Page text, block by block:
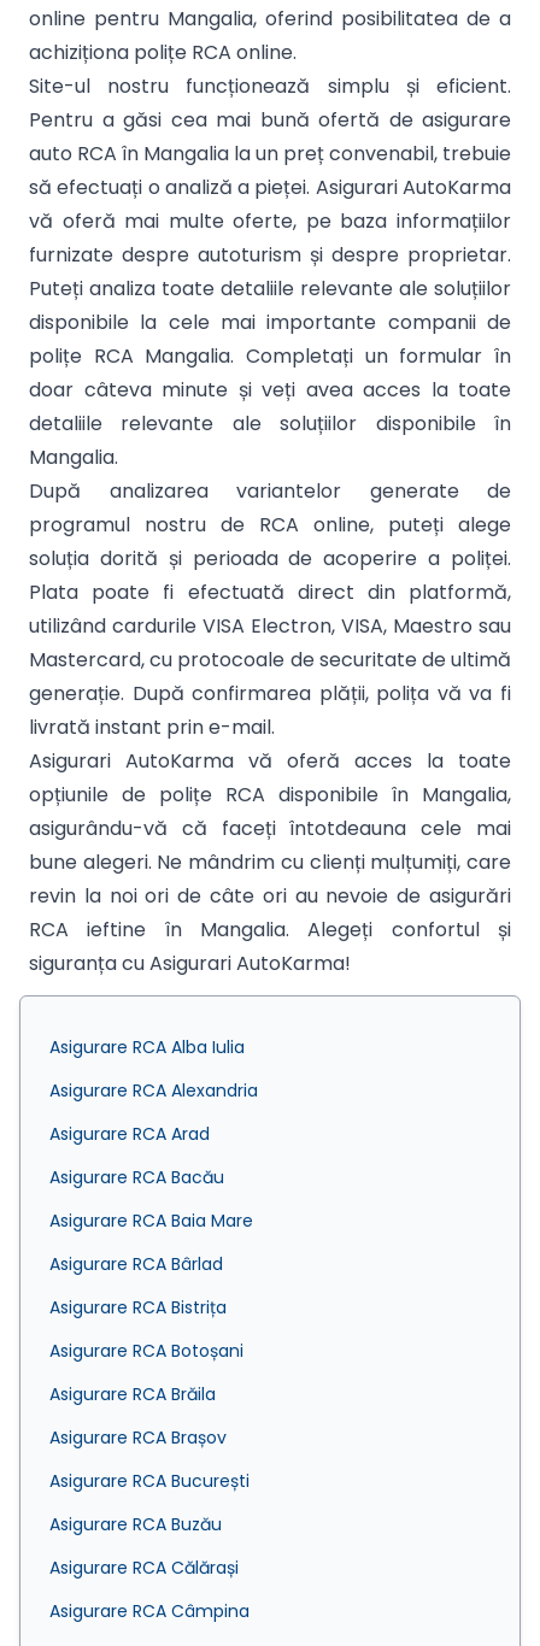
online pentru Mangalia, oferind posibilitatea de a
achiziționa polițe RCA online.
Site-ul nostru funcționează simplu și eficient.
Pentru a găsi cea mai bună ofertă de asigurare
auto RCA în Mangalia la un preț convenabil, trebuie
să efectuați o analiză a pieței. Asigurari AutoKarma
vă oferă mai multe oferte, pe baza informațiilor
furnizate despre autoturism și despre proprietar.
Puteți analiza toate detaliile relevante ale soluțiilor
disponibile la cele mai importante companii de
polițe RCA Mangalia. Completați un formular în
doar câteva minute și veți avea acces la toate
detaliile relevante ale soluțiilor disponibile în
Mangalia.
După analizarea variantelor generate de
programul nostru de RCA online, puteți alege
soluția dorită și perioada de acoperire a poliței.
Plata poate fi efectuată direct din platformă,
utilizând cardurile VISA Electron, VISA, Maestro sau
Mastercard, cu protocoale de securitate de ultimă
generație. După confirmarea plății, polița vă va fi
livrată instant prin e-mail.
Asigurari AutoKarma vă oferă acces la toate
opțiunile de polițe RCA disponibile în Mangalia,
asigurându-vă că faceți întotdeauna cele mai
bune alegeri. Ne mândrim cu clienți mulțumiți, care
revin la noi ori de câte ori au nevoie de asigurări
RCA ieftine în Mangalia. Alegeți confortul și
siguranța cu Asigurari AutoKarma!
Asigurare RCA Alba Iulia
Asigurare RCA Alexandria
Asigurare RCA Arad
Asigurare RCA Bacău
Asigurare RCA Baia Mare
Asigurare RCA Bârlad
Asigurare RCA Bistrița
Asigurare RCA Botoșani
Asigurare RCA Brăila
Asigurare RCA Brașov
Asigurare RCA București
Asigurare RCA Buzău
Asigurare RCA Călărași
Asigurare RCA Câmpina